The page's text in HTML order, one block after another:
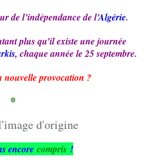
de l’indépendancede l’Algérie.
plus qu’il existe une journée
, chaque année le 25 septembre.
nouvelle provocation ?
*
encore compris !